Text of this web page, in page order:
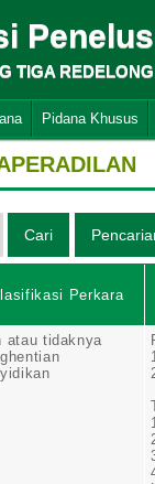
TIGA REDELONG
Pidana Khusus
Perkara
atau tidaknya